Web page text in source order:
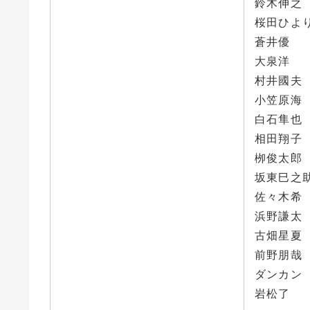
桜田ひよ
蒼井優
大泉洋
村井國夫
小笠原海
白石隼也
相田翔子
栁俊太郎
坂東巳之
佐々木希
浜野謙太
古畑星夏
前野朋哉
ダンカン
岩松了